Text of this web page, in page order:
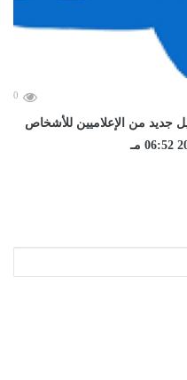
0
جديد من الإعلاميين للأشخاص